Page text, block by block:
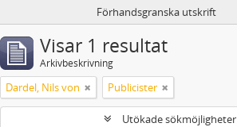
Förhandsgranska utskrift
Visar 1 resultat
Arkivbeskrivning
Dardel, Nils von Publicister
Utökade sökmöjligheter